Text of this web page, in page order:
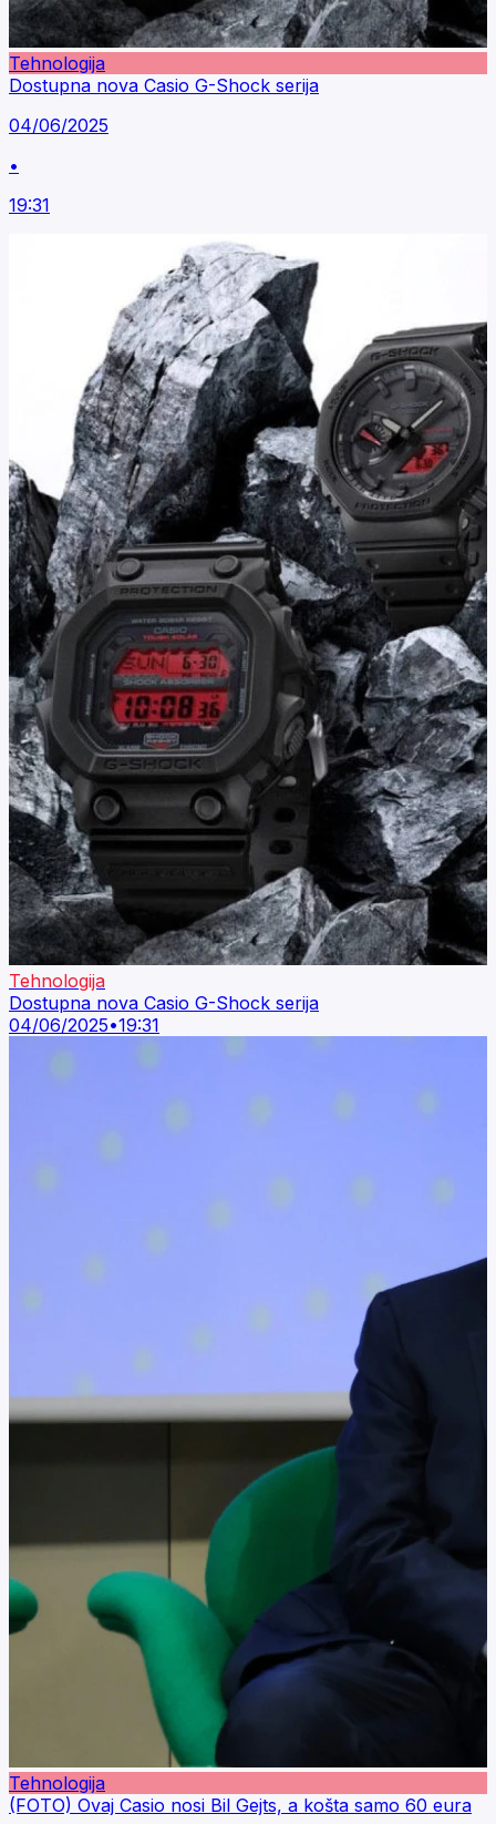
Tehnologija
Dostupna nova Casio G-Shock serija
04/06/2025
•
19:31
Tehnologija
Dostupna nova Casio G-Shock serija
04/06/2025•19:31
Tehnologija
(FOTO) Ovaj Casio nosi Bil Gejts, a košta samo 60 eura